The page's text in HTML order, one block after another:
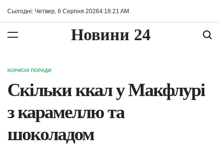
Сьогодні: Четвер, 6 Серпня 20264:18:22 AM
Новини 24
ОПУБЛІКУВАТИ
КОРИСНІ ПОРАДИ
Скільки ккал у Макфлурі
з карамеллю та
шоколадом